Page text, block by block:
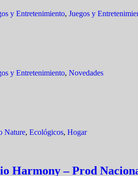
y Entretenimiento, Juegos y
y Entretenimiento, Novedades
Nature, Ecológicos, Hogar
Harmony – Prod